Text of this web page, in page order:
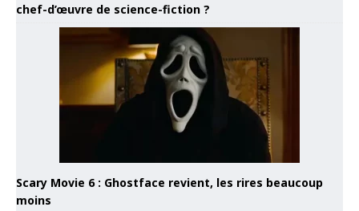
chef-d’œuvre de science-fiction ?
Scary Movie 6 : Ghostface revient, les rires beaucoup
moins